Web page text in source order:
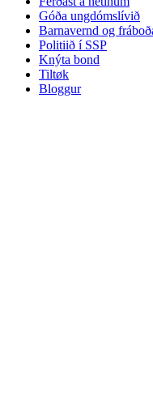
Góða ungdómslívið
Barnavernd og
Politiið í SSP
Knýta bond
Tiltøk
Bloggur